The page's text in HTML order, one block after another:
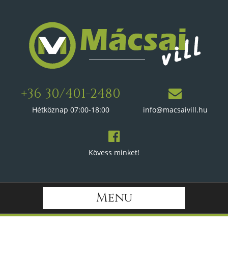
+36 30/401-2480
Hétköznap 07:00-18:00 info@macsaivill.hu
Kövess minket!
Menu